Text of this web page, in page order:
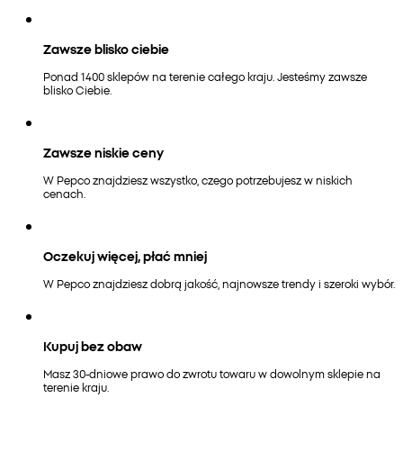
Zawsze blisko ciebie
Ponad 1400 sklepów na terenie całego kraju. Jesteśmy zawsze
blisko Ciebie.
Zawsze niskie ceny
W Pepco znajdziesz wszystko, czego potrzebujesz w niskich
cenach.
Oczekuj więcej, płać mniej
W Pepco znajdziesz dobrą jakość, najnowsze trendy i szeroki wybór.
Kupuj bez obaw
Masz 30-dniowe prawo do zwrotu towaru w dowolnym sklepie na
terenie kraju.